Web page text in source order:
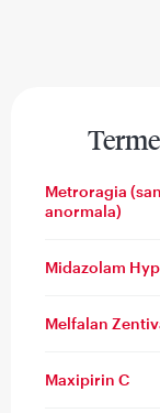
Metroragia
anormala)
Midazolam
Melfalan
Maxipirin C